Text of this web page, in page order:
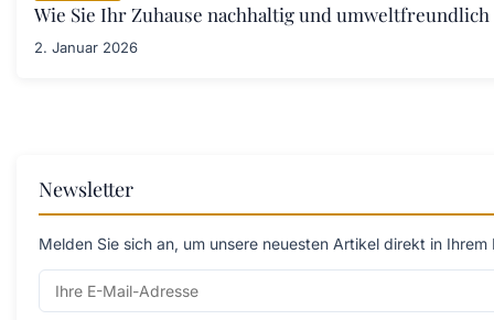
Wie Sie Ihr Zuhause nachhaltig und umweltfreundlich
2. Januar 2026
Newsletter
Melden Sie sich an, um unsere neuesten Artikel direkt in